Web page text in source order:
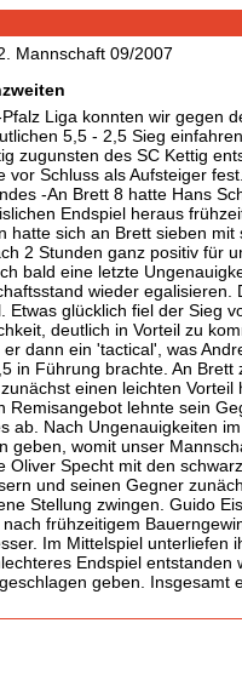
Liga konnten wir gegen
5,5 - 2,5 Sieg
zugunsten des SC Kettig
Schluss als Aufsteiger fest.
-An Brett 8 hatte Hans
Endspiel heraus
hatte sich an Brett sieben mit
2 Stunden ganz positiv für
bald eine letzte
wieder egalisieren.
Etwas glücklich fiel der Sieg
deutlich in Vorteil zu
dann ein 'tactical', was
in Führung brachte. An Brett
einen leichten Vorteil
Remisangebot lehnte sein
ab. Nach Ungenauigkeiten
geben, womit unser
Oliver Specht mit den
und seinen Gegner
Stellung zwingen. Guido
frühzeitigem
Im Mittelspiel unterliefen
Endspiel entstanden
geben. Insgesamt